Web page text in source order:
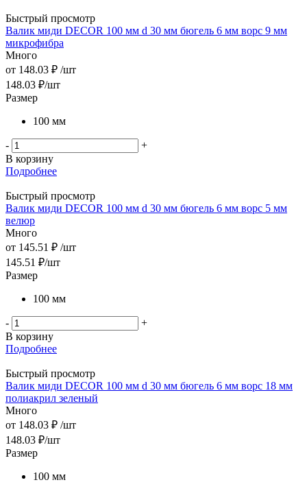
Быстрый просмотр
Валик миди DЕCOR 100 мм d 30 мм бюгель 6 мм ворс 9 мм
микрофибра
Много
от 148.03 ₽ /шт
148.03 ₽/шт
Размер
100 мм
-
+
В корзину
Подробнее
Быстрый просмотр
Валик миди DЕCOR 100 мм d 30 мм бюгель 6 мм ворс 5 мм
велюр
Много
от 145.51 ₽ /шт
145.51 ₽/шт
Размер
100 мм
-
+
В корзину
Подробнее
Быстрый просмотр
Валик миди DЕCOR 100 мм d 30 мм бюгель 6 мм ворс 18 мм
полиакрил зеленый
Много
от 148.03 ₽ /шт
148.03 ₽/шт
Размер
100 мм